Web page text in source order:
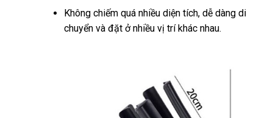
Không chiếm quá nhiều diện tích, dễ dàng di
chuyển và đặt ở nhiều vị trí khác nhau.